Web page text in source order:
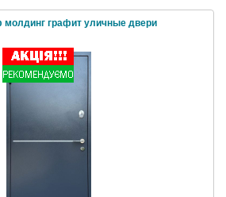
графит уличные двери